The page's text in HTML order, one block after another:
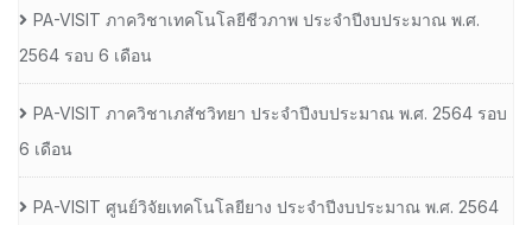
PA-VISIT ภาควิชาเทคโนโลยีชีวภาพ ประจำปีงบประมาณ พ.ศ.
2564 รอบ 6 เดือน
PA-VISIT ภาควิชาเภสัชวิทยา ประจำปีงบประมาณ พ.ศ. 2564 รอบ
6 เดือน
PA-VISIT ศูนย์วิจัยเทคโนโลยียาง ประจำปีงบประมาณ พ.ศ. 2564